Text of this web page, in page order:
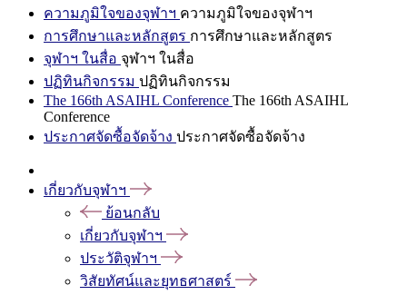
ความภูมิใจของจุฬาฯ ความภูมิใจของจุฬาฯ
การศึกษาและหลักสูตร การศึกษาและหลักสูตร
จุฬาฯ ในสื่อ จุฬาฯ ในสื่อ
ปฏิทินกิจกรรม ปฏิทินกิจกรรม
The 166th ASAIHL Conference The 166th ASAIHL
Conference
ประกาศจัดซื้อจัดจ้าง ประกาศจัดซื้อจัดจ้าง
เกี่ยวกับจุฬาฯ
ย้อนกลับ
เกี่ยวกับจุฬาฯ
ประวัติจุฬาฯ
วิสัยทัศน์และยุทธศาสตร์